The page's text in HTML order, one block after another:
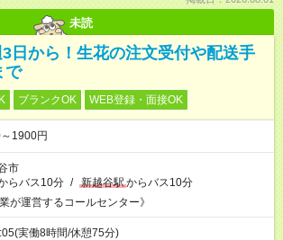
未読
日から！生花の注文受付や配送手
で
ブランクOK WEB登録・面接OK
1900円
市
らバス10分 / 新越谷駅からバス10分
業が運営するコールセンター》
実働8時間/休憩75分)